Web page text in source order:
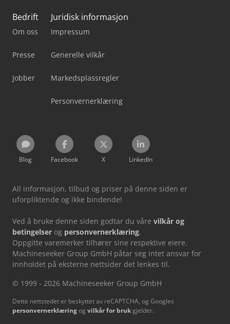
Bedrift
Om oss
Presse
Jobber
Juridisk informasjon
Impressum
Generelle vilkår
Markedsplassregler
Personvernerklæring
Blog Facebook X LinkedIn
All informasjon, tilbud og priser på denne siden er
uforpliktende og ikke bindende!
Ved å bruke denne siden godtar du våre vilkår og
betingelser og personvernerklæring.
Oppgitte varemerker tilhører sine respektive eiere.
Machineseeker Group GmbH påtar seg intet ansvar for
innholdet på eksterne nettsider det lenkes til.
© 1999 - 2026 Machineseeker Group GmbH
Dette nettstedet er beskyttet av reCAPTCHA, og Googles
personvernerklæringog vilkår for bruk gjelder.